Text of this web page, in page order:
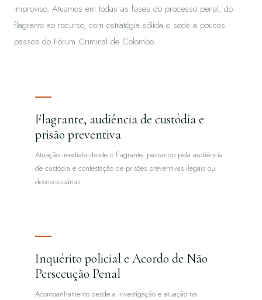
improviso. Atuamos em todas as fases do processo penal, do
flagrante ao recurso, com estratégia sólida e sede a poucos
passos do Fórum Criminal de Colombo.
Flagrante, audiência de custódia e
prisão preventiva
Atuação imediata desde o flagrante, passando pela audiência
de custódia e contestação de prisões preventivas ilegais ou
desnecessárias.
Inquérito policial e Acordo de Não
Persecução Penal
Acompanhamento desde a investigação e atuação na